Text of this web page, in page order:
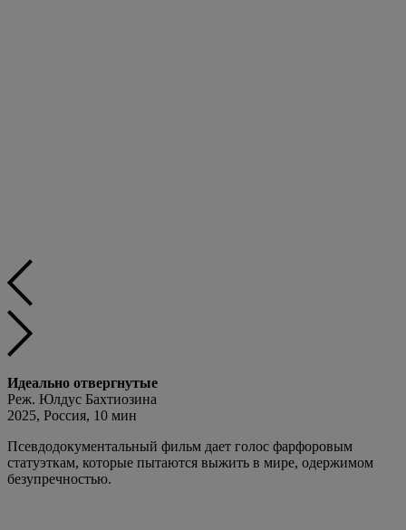
Идеально отвергнутые
Реж. Юлдус Бахтиозина
2025, Россия, 10 мин
Псевдодокументальный фильм дает голос фарфоровым
статуэткам, которые пытаются выжить в мире, одержимом
безупречностью.